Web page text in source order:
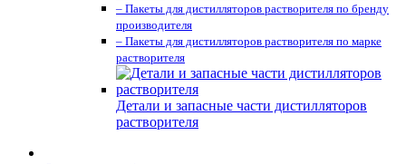
– Пакеты для дистилляторов растворителя по бренду
производителя
– Пакеты для дистилляторов растворителя по марке
растворителя
Детали и запасные части дистилляторов
растворителя